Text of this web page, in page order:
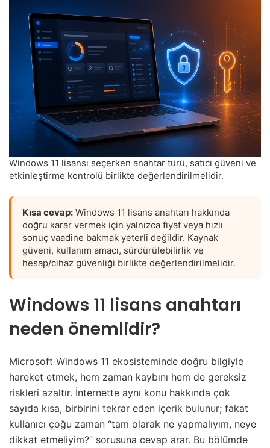
Windows 11 lisansı seçerken anahtar türü, satıcı güveni ve
etkinleştirme kontrolü birlikte değerlendirilmelidir.
Kısa cevap: Windows 11 lisans anahtarı hakkında
doğru karar vermek için yalnızca fiyat veya hızlı
sonuç vaadine bakmak yeterli değildir. Kaynak
güveni, kullanım amacı, sürdürülebilirlik ve
hesap/cihaz güvenliği birlikte değerlendirilmelidir.
Windows 11 lisans anahtarı
neden önemlidir?
Microsoft Windows 11 ekosisteminde doğru bilgiyle
hareket etmek, hem zaman kaybını hem de gereksiz
riskleri azaltır. İnternette aynı konu hakkında çok
sayıda kısa, birbirini tekrar eden içerik bulunur; fakat
kullanıcı çoğu zaman “tam olarak ne yapmalıyım, neye
dikkat etmeliyim?” sorusuna cevap arar. Bu bölümde